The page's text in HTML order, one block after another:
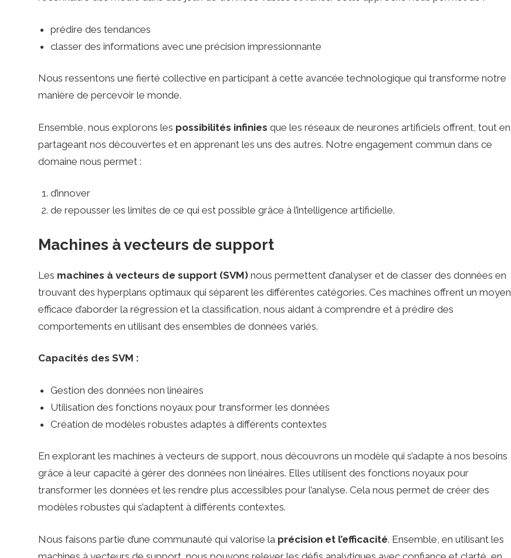
prédire des tendances
classer des informations avec une précision impressionnante
Nous ressentons une fierté collective en participant à cette avancée technologique qui transforme notre
manière de percevoir le monde.
Ensemble, nous explorons les possibilités infinies que les réseaux de neurones artificiels offrent, tout en
partageant nos découvertes et en apprenant les uns des autres. Notre engagement commun dans ce
domaine nous permet :
d’innover
de repousser les limites de ce qui est possible grâce à l’intelligence artificielle.
Machines à vecteurs de support
Les machines à vecteurs de support (SVM)nous permettent d’analyser et de classer des données en
trouvant des hyperplans optimaux qui séparent les différentes catégories. Ces machines offrent un moyen
efficace d’aborder la régression et la classification, nous aidant à comprendre et à prédire des
comportements en utilisant des ensembles de données variés.
Capacités des SVM :
Gestion des données non linéaires
Utilisation des fonctions noyaux pour transformer les données
Création de modèles robustes adaptés à différents contextes
En explorant les machines à vecteurs de support, nous découvrons un modèle qui s’adapte à nos besoins
grâce à leur capacité à gérer des données non linéaires. Elles utilisent des fonctions noyaux pour
transformer les données et les rendre plus accessibles pour l’analyse. Cela nous permet de créer des
modèles robustes qui s’adaptent à différents contextes.
Nous faisons partie d’une communauté qui valorise la précision et l’efficacité. Ensemble, en utilisant les